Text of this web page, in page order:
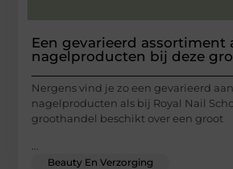
Een gevarieerd assortiment
nagelproducten bij deze
Nergens vind je zo een gevarieerd
nagelproducten als bij Royal Nail
groothandel beschikt over een groot
Beauty En Verzorging